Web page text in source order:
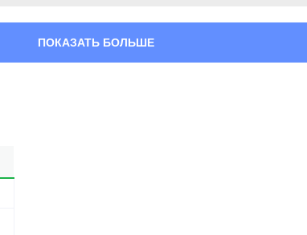
ПОКАЗАТЬ БОЛЬШЕ